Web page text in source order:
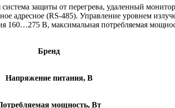
защиты от перегрева, удаленный
адресное (RS-485). Управление уровнем
160…275 В, максимальная потребляемая
Бренд
Напряжение питания, В
мощность, Вт